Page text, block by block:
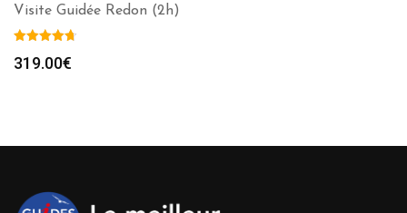
Visite Guidée Redon (2h)
319.00€